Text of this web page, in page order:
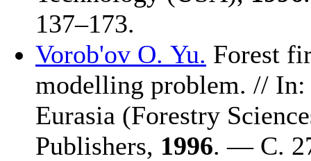
137–173.
Vorob'ov O. Yu. Forest
modelling problem. //
Eurasia (Forestry
Publishers, 1996. — C. 2